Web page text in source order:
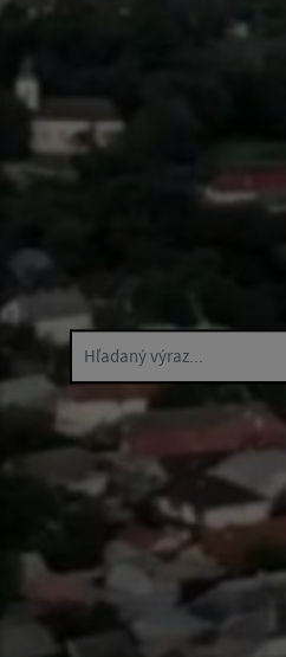
Hľadaný výraz...